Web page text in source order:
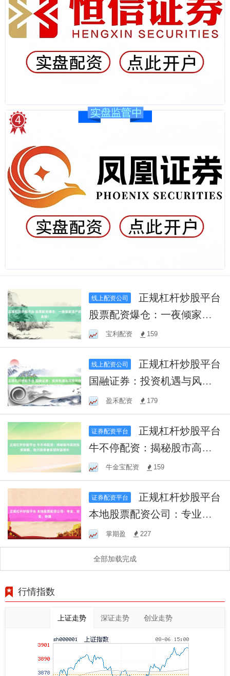
线上配资公司
股票配资爆仓：一夜倾家荡
产的真相！
宝利配资 159
线上配资公司
国融证券：投资机遇与风险
并存盈禾配资 179
证券配资平台
牛不停配资：揭秘股市高效
投资策略，助力投资者实现
财富增长
牛金宝配资 159
证券配资平台
本地股票配资公司：专业、
安全、快捷
掌期盈 227
全部加载完成
行情指数
上证走势 深证走势 创业走势